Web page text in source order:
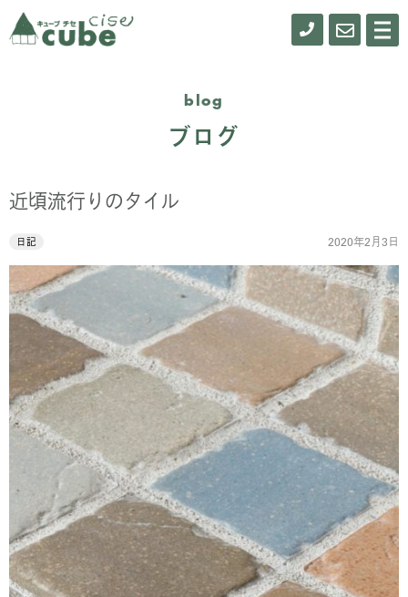
メ
ニ
0155- お
blog
ブログ
近頃流行りのタイル
日記 2020年2月3日